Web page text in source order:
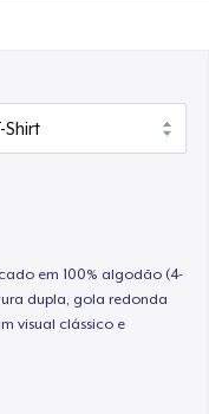
em 100% algodão (4-
dupla, gola redonda
visual clássico e